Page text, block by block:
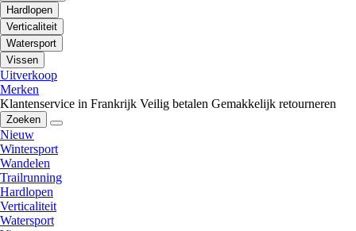
Hardlopen
Verticaliteit
Watersport
Vissen
Uitverkoop
Merken
Klantenservice in Frankrijk Veilig betalen Gemakkelijk retourneren
Zoeken
Nieuw
Wintersport
Wandelen
Trailrunning
Hardlopen
Verticaliteit
Watersport